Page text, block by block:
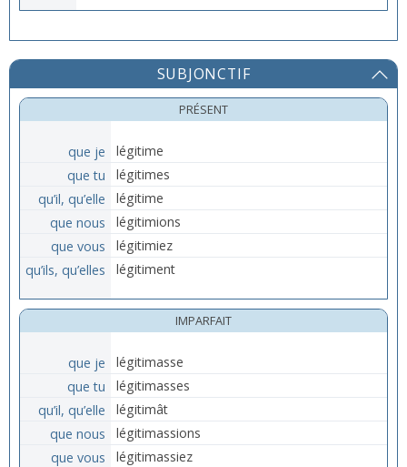
SUBJONCTIF
PRÉSENT
que je
légitime
que tu
légitimes
qu’il, qu’elle
légitime
que nous
légitimions
que vous
légitimiez
qu’ils, qu’elles
légitiment
IMPARFAIT
que je
légitimasse
que tu
légitimasses
qu’il, qu’elle
légitimât
que nous
légitimassions
que vous
légitimassiez